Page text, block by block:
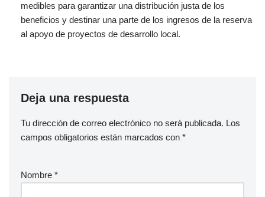
medibles para garantizar una distribución justa de los
beneficios y destinar una parte de los ingresos de la reserva
al apoyo de proyectos de desarrollo local.
Deja una respuesta
Tu dirección de correo electrónico no será publicada. Los
campos obligatorios están marcados con *
Nombre *